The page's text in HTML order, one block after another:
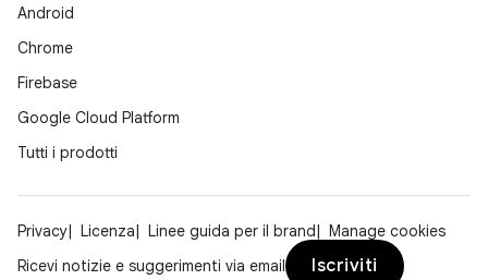
Android
Chrome
Firebase
Google Cloud Platform
Tutti i prodotti
Privacy Licenza Linee guida per il brand
Manage cookies
Ricevi notizie e suggerimenti via email
Iscriviti